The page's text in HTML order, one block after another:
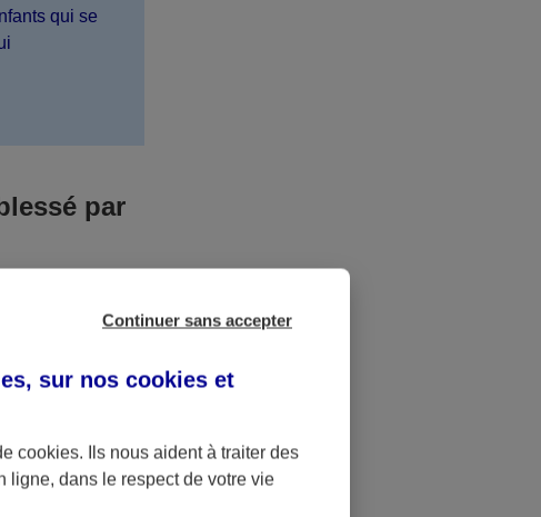
qui se
par
ayant entrainé
l’accident dont
Continuer sans accepter
sur nos cookies et
cookies. Ils nous aident à traiter des
ligne, dans le respect de votre vie